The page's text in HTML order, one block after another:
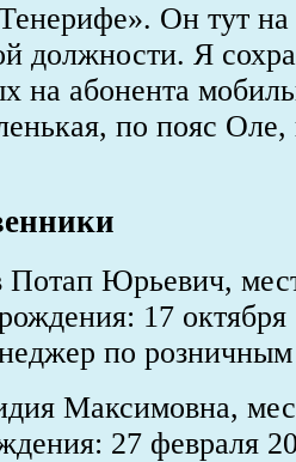
Он тут на
должности. Я
на абонента
по пояс
Юрьевич,
17
по
Максимовна,
27 февраля